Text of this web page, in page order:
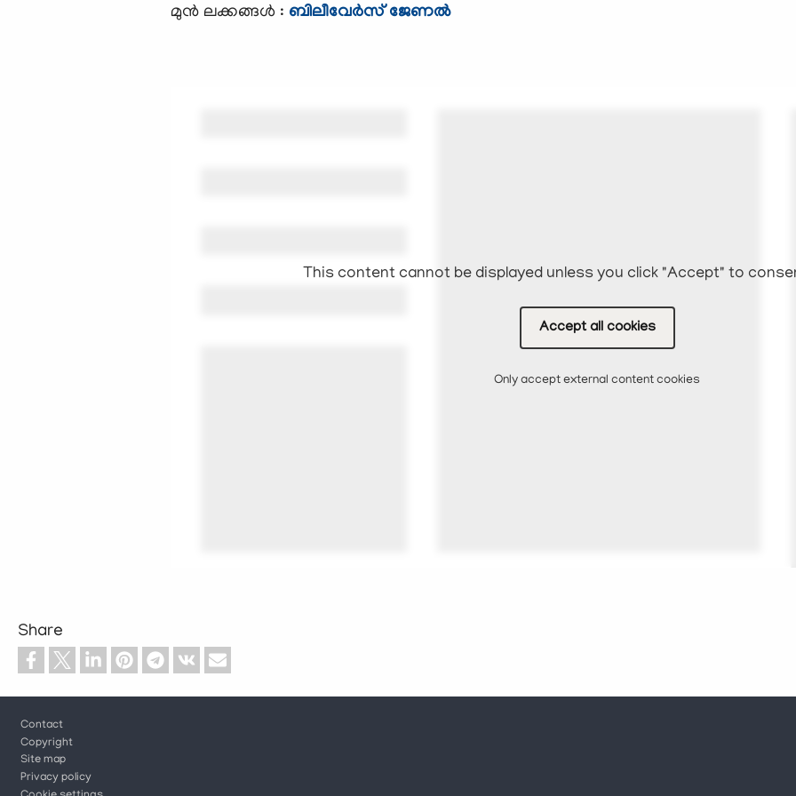
മുന്‍ ലക്കങ്ങള്‍ : ബിലീവേര്‍സ് ജേണല്‍
This content cannot be displayed unless you click "Accept" to
Accept all cookies
Only accept external content cookies
Share
Footer
Contact
Copyright
Site map
Privacy policy